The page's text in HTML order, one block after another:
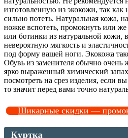
изготовленную из экокожи, так как
сильно потеть. Натуральная кожа,
ножке вспотеть, промокнуть или же
или ботинки из натуральной кожи,
невероятную мягкость и
под форму вашей ноги. Экокожа
Обувь из заменителя обычно очень
ярко выраженный химический
посмотреть на срез изделия, если
то значит перед вами точно
Шикарные скидки —
Куртка